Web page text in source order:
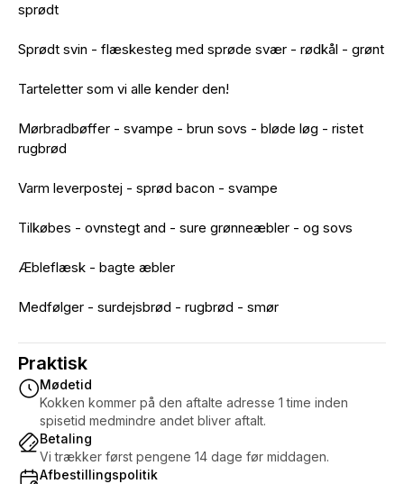
sprødt
Sprødt svin - flæskesteg med sprøde svær - rødkål - grønt
Tarteletter som vi alle kender den!
Mørbradbøffer - svampe - brun sovs - bløde løg - ristet
rugbrød
Varm leverpostej - sprød bacon - svampe
Tilkøbes - ovnstegt and - sure grønneæbler - og sovs
Æbleflæsk - bagte æbler
Medfølger - surdejsbrød - rugbrød - smør
Praktisk
Mødetid
Kokken kommer på den aftalte adresse 1 time inden
spisetid medmindre andet bliver aftalt.
Betaling
Vi trækker først pengene 14 dage før middagen.
Afbestillingspolitik